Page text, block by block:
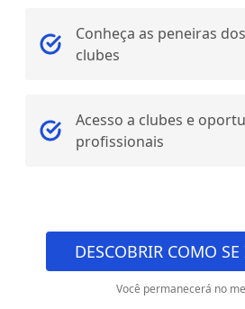
Conheça as peneiras
clubes
Acesso a clubes e
profissionais
DESCOBRIR COMO SE
Você permanecerá no